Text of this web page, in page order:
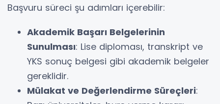
Başvuru süreci şu adımları içerebilir:
Akademik Başarı Belgelerinin
Sunulması: Lise diploması, transkript ve
YKS sonuç belgesi gibi akademik belgeler
gereklidir.
Mülakat ve Değerlendirme Süreçleri: